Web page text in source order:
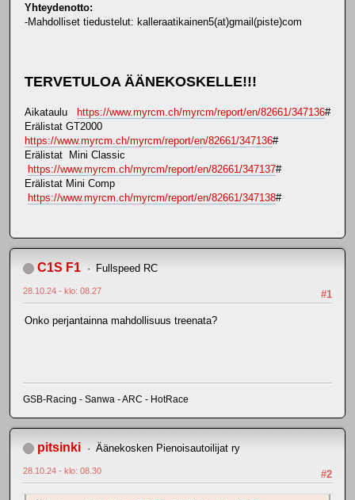
Yhteydenotto:
-Mahdolliset tiedustelut: kalleraatikainen5(at)gmail(piste)com
TERVETULOA ÄÄNEKOSKELLE!!!
Aikataulu https://www.myrcm.ch/myrcm/report/en/82661/347136#
Erälistat GT2000
https://www.myrcm.ch/myrcm/report/en/82661/347136#
Erälistat Mini Classic
https://www.myrcm.ch/myrcm/report/en/82661/347137#
Erälistat Mini Comp
https://www.myrcm.ch/myrcm/report/en/82661/347138#
C1S F1 Fullspeed RC
#1
28.10.24 - klo: 08.27
Onko perjantainna mahdollisuus treenata?
GSB-Racing - Sanwa - ARC - HotRace
pitsinki Äänekosken Pienoisautoilijat ry
#2
28.10.24 - klo: 08.30